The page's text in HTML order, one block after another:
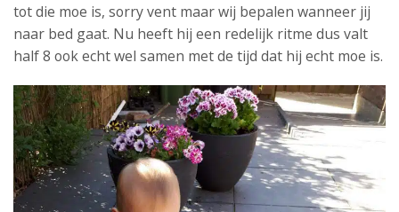
tot die moe is, sorry vent maar wij bepalen wanneer jij
naar bed gaat. Nu heeft hij een redelijk ritme dus valt
half 8 ook echt wel samen met de tijd dat hij echt moe is.